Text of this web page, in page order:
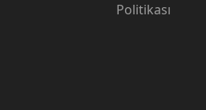
Politikası